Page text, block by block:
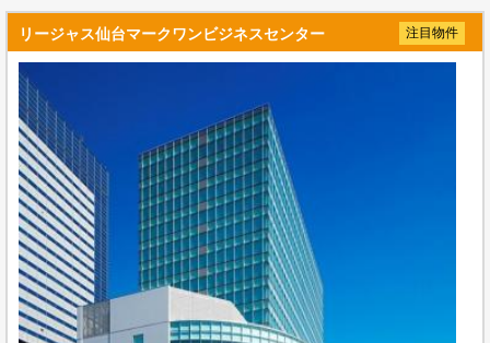
リージャス仙台マークワンビジネスセンター 注目物件